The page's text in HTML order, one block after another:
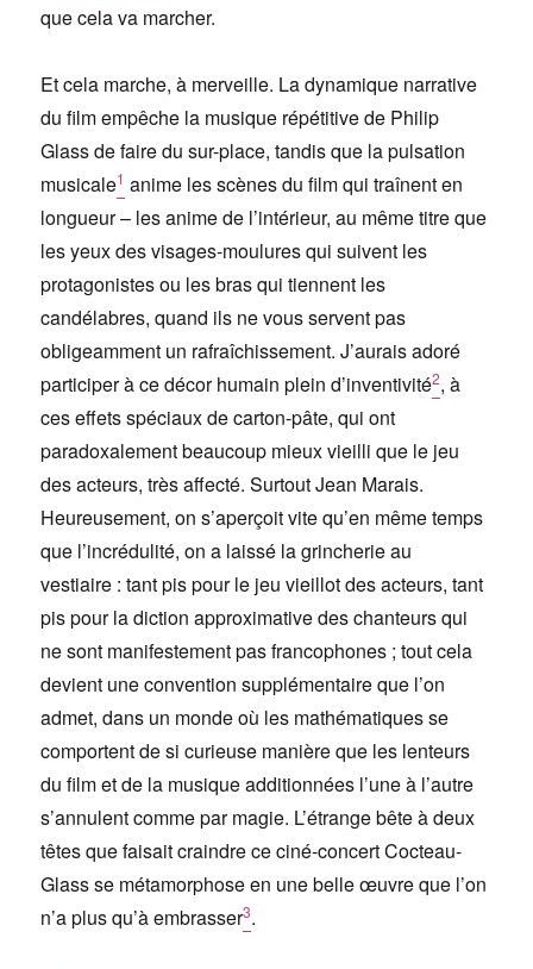
que cela va marcher.
Et cela marche, à merveille. La dynamique narrative
du film empêche la musique répétitive de Philip
Glass de faire du sur-place, tandis que la pulsation
musicale1 anime les scènes du film qui traînent en
longueur – les anime de l’intérieur, au même titre que
les yeux des visages-moulures qui suivent les
protagonistes ou les bras qui tiennent les
candélabres, quand ils ne vous servent pas
obligeamment un rafraîchissement. J’aurais adoré
participer à ce décor humain plein d’inventivité2, à
ces effets spéciaux de carton-pâte, qui ont
paradoxalement beaucoup mieux vieilli que le jeu
des acteurs, très affecté. Surtout Jean Marais.
Heureusement, on s’aperçoit vite qu’en même temps
que l’incrédulité, on a laissé la grincherie au
vestiaire : tant pis pour le jeu vieillot des acteurs, tant
pis pour la diction approximative des chanteurs qui
ne sont manifestement pas francophones ; tout cela
devient une convention supplémentaire que l’on
admet, dans un monde où les mathématiques se
comportent de si curieuse manière que les lenteurs
du film et de la musique additionnées l’une à l’autre
s’annulent comme par magie. L’étrange bête à deux
têtes que faisait craindre ce ciné-concert Cocteau-
Glass se métamorphose en une belle œuvre que l’on
n’a plus qu’à embrasser3.